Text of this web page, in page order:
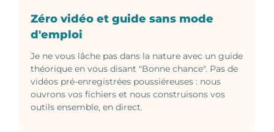
Zéro vidéo et guide sans mode
d'emploi
Je ne vous lâche pas dans la nature avec un guide
théorique en vous disant "Bonne chance". Pas de
vidéos pré-enregistrées poussiéreuses : nous
ouvrons vos fichiers et nous construisons vos
outils ensemble, en direct.